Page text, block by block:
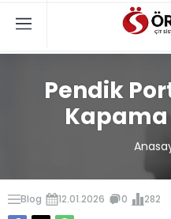
Pendik
Blog 12.01.2026 0 282